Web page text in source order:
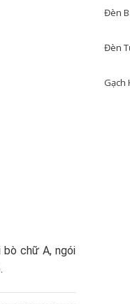
bò chữ A, ngói
Đèn
Đèn
Gạch